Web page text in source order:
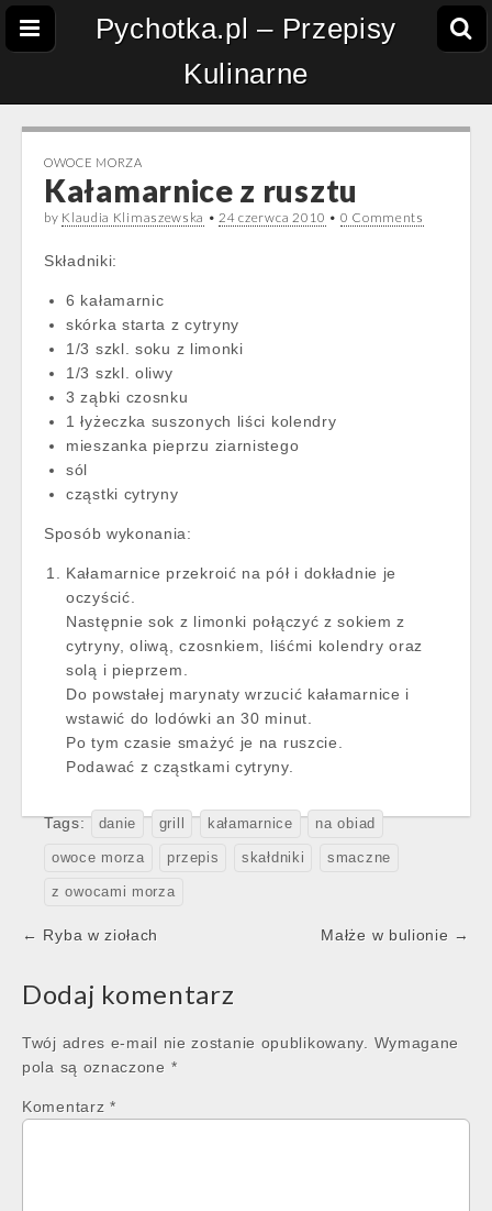
Pychotka.pl – Przepisy
Kulinarne
OWOCE MORZA
Kałamarnice z rusztu
by Klaudia Klimaszewska •24 czerwca 2010 • 0 Comments
Składniki:
6 kałamarnic
skórka starta z cytryny
1/3 szkl. soku z limonki
1/3 szkl. oliwy
3 ząbki czosnku
1 łyżeczka suszonych liści kolendry
mieszanka pieprzu ziarnistego
sól
cząstki cytryny
Sposób wykonania:
Kałamarnice przekroić na pół i dokładnie je
oczyścić.
Następnie sok z limonki połączyć z sokiem z
cytryny, oliwą, czosnkiem, liśćmi kolendry oraz
solą i pieprzem.
Do powstałej marynaty wrzucić kałamarnice i
wstawić do lodówki an 30 minut.
Po tym czasie smażyć je na ruszcie.
Podawać z cząstkami cytryny.
Tags: danie grill kałamarnice na obiad
owoce morza przepis skałdniki smaczne
z owocami morza
Post
← Ryba w ziołach Małże w bulionie →
Dodaj komentarz
Twój adres e-mail nie zostanie opublikowany.
Wymagane
pola są oznaczone *
Komentarz *